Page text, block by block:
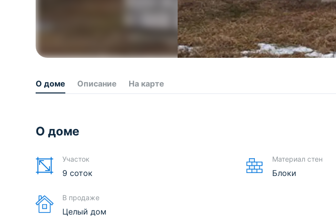
О доме Описание На карте
О доме
Участок
9 соток
В продаже
Целый дом
Материал стен
Блоки